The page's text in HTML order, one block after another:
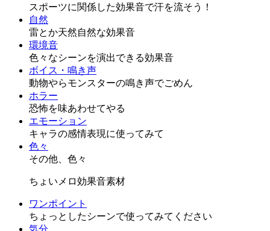
スポーツに関係した効果音で汗を流そう！
自然
雷とか天然自然な効果音
環境音
色々なシーンを演出できる効果音
ボイス・鳴き声
動物やらモンスターの鳴き声でごめん
ホラー
恐怖を味あわせてやる
エモーション
キャラの感情表現に使ってみて
色々
その他、色々
ちょいメロ効果音素材
ワンポイント
ちょっとしたシーンで使ってみてください
気分